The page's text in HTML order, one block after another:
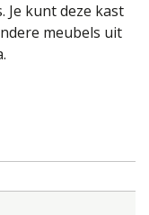
Je kunt deze kast
meubels uit